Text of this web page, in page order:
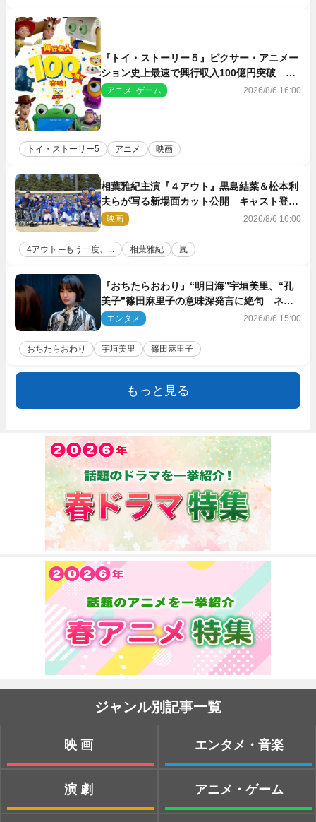
『トイ・ストーリー５』ピクサー・アニメー
ション史上最速で興行収入100億円突破 シ
リーズNo.1興収が目前
アニメ･ゲーム 2026/8/6 16:00
トイ・ストーリー5 アニメ 映画
相葉雅紀主演『４アウト』黒島結菜＆松本利
夫らが写る新場面カット公開 キャスト登壇
イベントも決定
映画 2026/8/6 16:00
4アウト ─もう一度、... 相葉雅紀 嵐
『おちたらおわり』“明日海”宇垣美里、“孔
美子”篠田麻里子の意味深発言に絶句 ネッ
ト驚き「まさか」「意外な展開」
エンタメ 2026/8/6 15:00
おちたらおわり 宇垣美里 篠田麻里子
もっと見る
ジャンル別記事一覧
映画
演劇
エンタメ・音楽
アニメ・ゲーム